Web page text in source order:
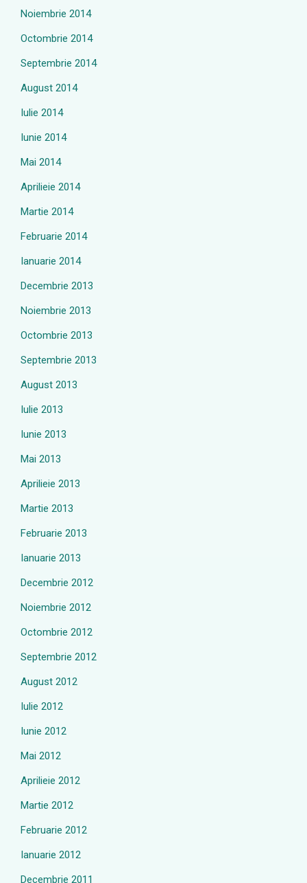
Noiembrie 2014
Octombrie 2014
Septembrie 2014
August 2014
Iulie 2014
Iunie 2014
Mai 2014
Aprilieie 2014
Martie 2014
Februarie 2014
Ianuarie 2014
Decembrie 2013
Noiembrie 2013
Octombrie 2013
Septembrie 2013
August 2013
Iulie 2013
Iunie 2013
Mai 2013
Aprilieie 2013
Martie 2013
Februarie 2013
Ianuarie 2013
Decembrie 2012
Noiembrie 2012
Octombrie 2012
Septembrie 2012
August 2012
Iulie 2012
Iunie 2012
Mai 2012
Aprilieie 2012
Martie 2012
Februarie 2012
Ianuarie 2012
Decembrie 2011